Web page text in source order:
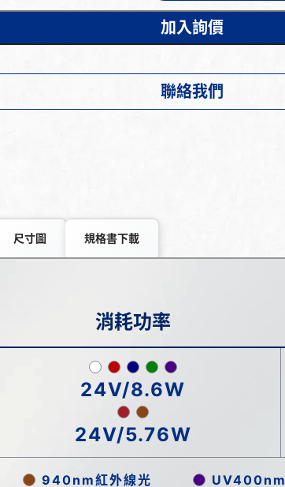
加入詢價
聯絡我們
尺寸圖 規格書下載
消耗功率
24V/8.6W
24V/5.76W
940nm紅外線光 UV400nm